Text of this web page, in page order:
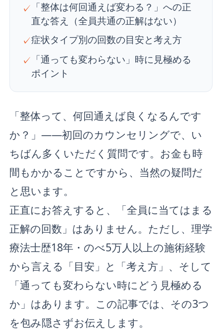
✓ 「整体は何回通えば変わる？」への正
直な答え（全員共通の正解はない）
✓症状タイプ別の回数の目安と考え方
✓ 「通っても変わらない」時に見極める
ポイント
「整体って、何回通えば良くなるんです
か？」——初回のカウンセリングで、い
ちばん多くいただく質問です。お金も時
間もかかることですから、当然の疑問だ
と思います。
正直にお答えすると、「全員に当てはまる
正解の回数」はありません。ただし、理学
療法士歴18年・のべ5万人以上の施術経験
から言える「目安」と「考え方」、そして
「通っても変わらない時にどう見極める
か」はあります。この記事では、その3つ
を包み隠さずお伝えします。